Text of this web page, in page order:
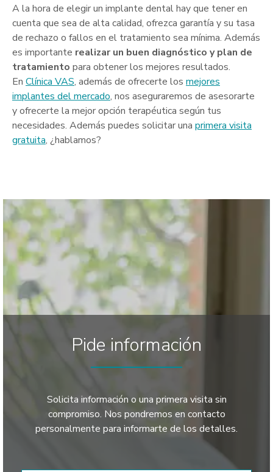
A la hora de elegir un implante dental hay que tener en
cuenta que sea de alta calidad, ofrezca garantía y su tasa
de rechazo o fallos en el tratamiento sea mínima. Además
es importante realizar un buen diagnóstico y plan de
tratamiento para obtener los mejores resultados.
En Clínica VAS, además de ofrecerte los mejores
implantes del mercado, nos aseguraremos de asesorarte
y ofrecerte la mejor opción terapéutica según tus
necesidades. Además puedes solicitar una primera visita
gratuita, ¿hablamos?
Pide información
Solicita información o una primera visita sin
compromiso. Nos pondremos en contacto
personalmente para informarte de los detalles.